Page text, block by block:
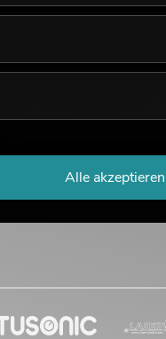
Alle akzeptieren